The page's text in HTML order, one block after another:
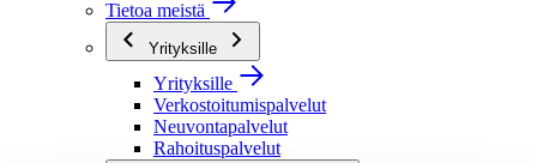
Tietoa meistä
Yrityksille
Yrityksille
Verkostoitumispalvelut
Neuvontapalvelut
Rahoituspalvelut